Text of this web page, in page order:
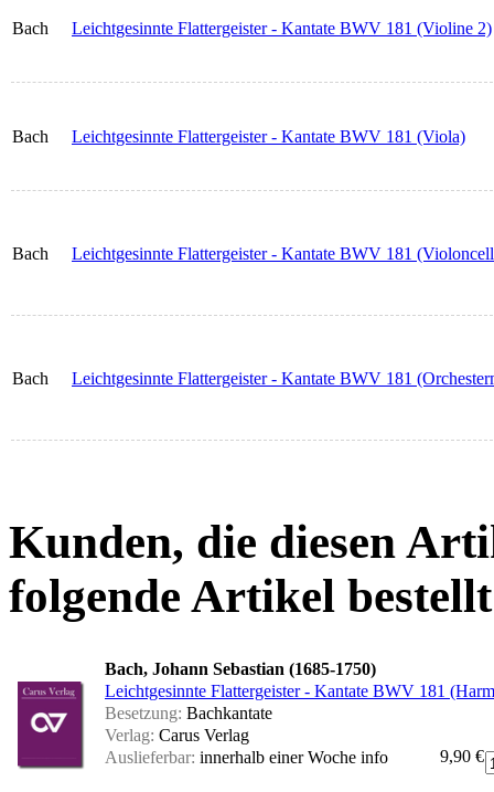
Bach Leichtgesinnte Flattergeister - Kantate BWV 181 (Violine 2)
Bach Leichtgesinnte Flattergeister - Kantate BWV 181 (Viola)
Bach Leichtgesinnte Flattergeister - Kantate BWV 181
Bach Leichtgesinnte Flattergeister - Kantate BWV 181
Kunden, die diesen
folgende Artikel
Bach, Johann Sebastian (1685-1750)
Leichtgesinnte Flattergeister - Kantate BWV 181
Besetzung: Bachkantate
Verlag: Carus Verlag
Auslieferbar: innerhalb einer Woche info 9,90 €